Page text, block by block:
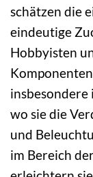
schätzen die
eindeutige
Hobbyisten
insbesondere
wo sie die
und
im Bereich